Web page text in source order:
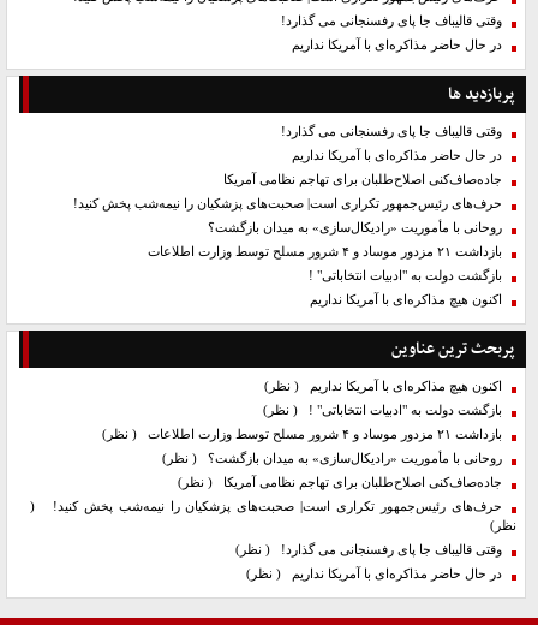
وقتی قالیباف جا پای رفسنجانی می گذارد!
در حال حاضر مذاکره‌ای با آمریکا نداریم
پربازدید ها
وقتی قالیباف جا پای رفسنجانی می گذارد!
در حال حاضر مذاکره‌ای با آمریکا نداریم
جاده‌صاف‌کنی اصلاح‌طلبان برای تهاجم نظامی آمریکا
حرف‌های رئیس‌جمهور تکراری است| صحبت‌های پزشکیان را نیمه‌شب پخش کنید!
روحانی با مأموریت «رادیکال‌سازی» به میدان بازگشت؟
بازداشت ۲۱ مزدور موساد و ۴ شرور مسلح توسط وزارت اطلاعات
بازگشت دولت به "ادبیات انتخاباتی" !
اکنون هیچ مذاکره‌ای با آمریکا نداریم
پربحث ترین عناوین
اکنون هیچ مذاکره‌ای با آمریکا نداریم
( نظر)
بازگشت دولت به "ادبیات انتخاباتی" ! ( نظر)
بازداشت ۲۱ مزدور موساد و ۴ شرور مسلح توسط وزارت اطلاعات
( نظر)
روحانی با مأموریت «رادیکال‌سازی» به میدان بازگشت؟ ( نظر)
جاده‌صاف‌کنی اصلاح‌طلبان برای تهاجم نظامی آمریکا
( نظر)
حرف‌های رئیس‌جمهور تکراری است| صحبت‌های پزشکیان را نیمه‌شب پخش کنید!
(
نظر)
وقتی قالیباف جا پای رفسنجانی می گذارد! ( نظر)
در حال حاضر مذاکره‌ای با آمریکا نداریم
( نظر)